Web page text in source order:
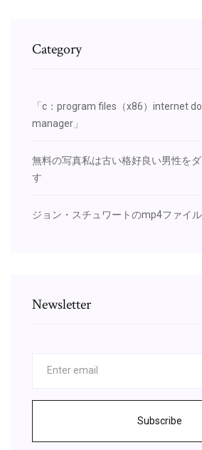
Category
「c：program files（x86）internet
manager」
無料の写真私は古い格好良い男性を
す
ジョン・スチュワートのmp4ファイ
Newsletter
Subscribe